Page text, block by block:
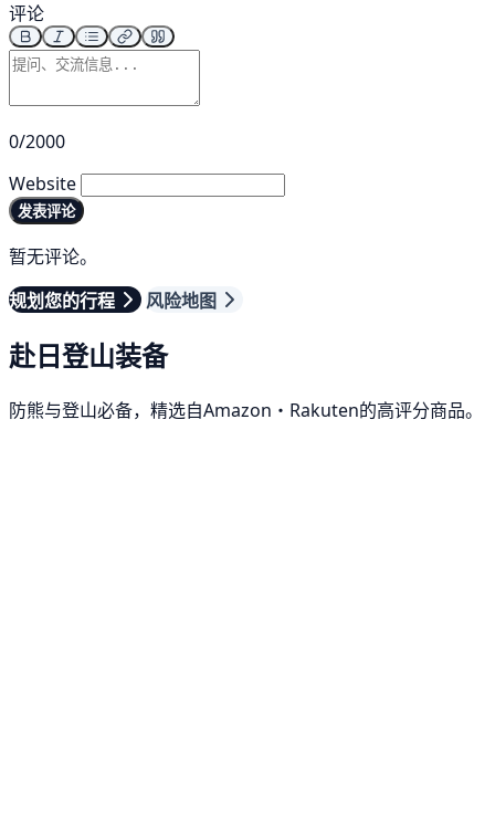
评论
0/2000
Website
发表评论
暂无评论。
规划您的行程
风险地图
赴日登山装备
防熊与登山必备，精选自Amazon・Rakuten的高评分商品。